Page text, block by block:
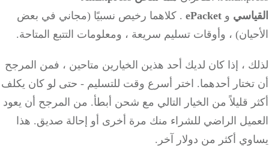
و ePacket
.كلاهما رخيص نسبيًا (مجاني في بعض
، وأوقات تسليم سريعة ، ومعلومات التتبع المتاحة.
، إذا كان لديك أحد هذين الخيارين متاحين ، فمن المرجح
أحدهما.اختر أسرع وقت للتسليم - حتى لو كان يكلف
قليلاً من الخيار التالي مع شحن أبطأ.من المرجح أن يعود
الراضي للشراء منك مرة أخرى أو إحالة صديق.هذا
أكثر من دولار آخر.